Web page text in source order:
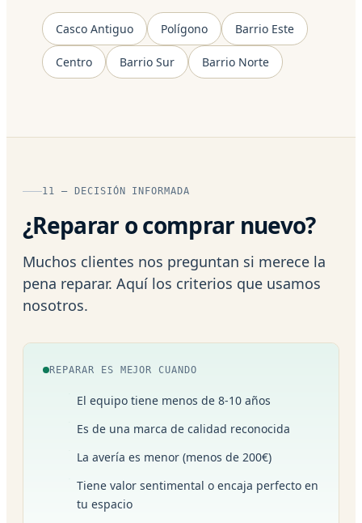
Casco Antiguo Polígono Barrio Este
Centro Barrio Sur Barrio Norte
11 — DECISIÓN INFORMADA
¿Reparar o comprar nuevo?
Muchos clientes nos preguntan si merece la
pena reparar. Aquí los criterios que usamos
nosotros.
REPARAR ES MEJOR CUANDO
El equipo tiene menos de 8-10 años
Es de una marca de calidad reconocida
La avería es menor (menos de 200€)
Tiene valor sentimental o encaja perfecto en
tu espacio